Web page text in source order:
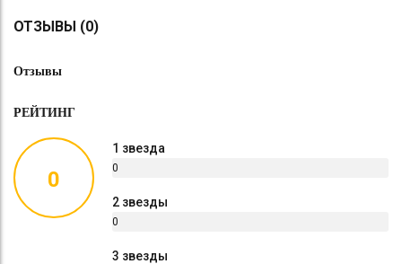
ОТЗЫВЫ (0)
Отзывы
РЕЙТИНГ
0
1 звезда
0
2 звезды
0
3 звезды